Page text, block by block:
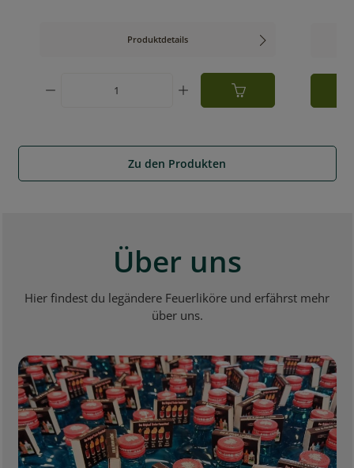
Wert ein oder benutze die
Produktdetails
Produkt Anzahl: Gib den
Zu den Produkten
Über uns
Hier findest du legändere Feuerliköre und erfährst mehr
über uns.
Über uns